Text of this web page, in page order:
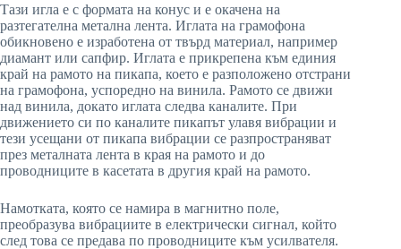
Тази игла е с формата на конус и е окачена на
разтегателна метална лента. Иглата на грамофона
обикновено е изработена от твърд материал, например
диамант или сапфир. Иглата е прикрепена към единия
край на рамото на пикапа, което е разположено отстрани
на грамофона, успоредно на винила. Рамото се движи
над винила, докато иглата следва каналите. При
движението си по каналите пикапът улавя вибрации и
тези усещани от пикапа вибрации се разпространяват
през металната лента в края на рамото и до
проводниците в касетата в другия край на рамото.
Намотката, която се намира в магнитно поле,
преобразува вибрациите в електрически сигнал, който
след това се предава по проводниците към усилвателя.